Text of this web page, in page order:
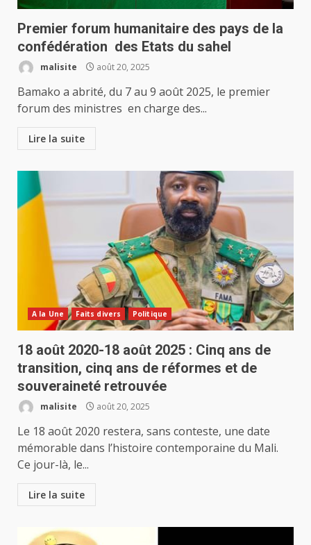
Premier forum humanitaire des pays de la
confédération des Etats du sahel
malisite août 20, 2025
Bamako a abrité, du 7 au 9 août 2025, le premier
forum des ministres en charge des...
Lire la suite
A la Une Faits divers Politique
18 août 2020-18 août 2025 : Cinq ans de
transition, cinq ans de réformes et de
souveraineté retrouvée
malisite août 20, 2025
Le 18 août 2020 restera, sans conteste, une date
mémorable dans l’histoire contemporaine du Mali.
Ce jour-là, le...
Lire la suite